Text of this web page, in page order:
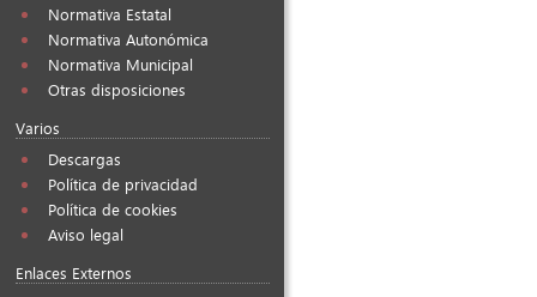
Normativa Estatal
Normativa Autonómica
Normativa Municipal
Otras disposiciones
Varios
Descargas
Política de privacidad
Política de cookies
Aviso legal
Enlaces Externos